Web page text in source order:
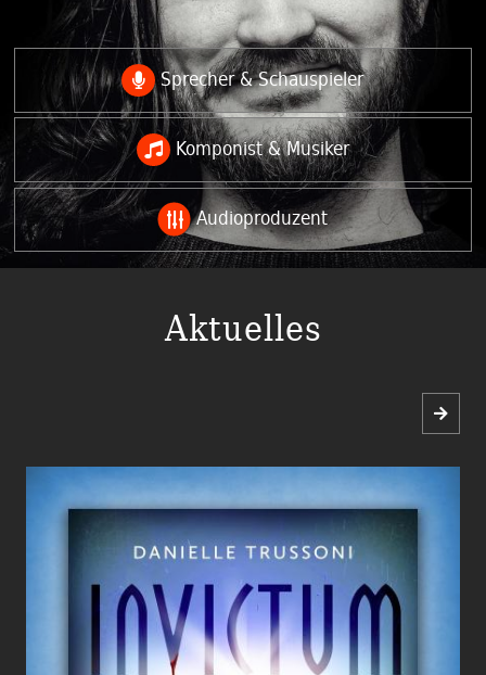
Sprecher & Schauspieler
Komponist & Musiker
Audioproduzent
Aktuelles